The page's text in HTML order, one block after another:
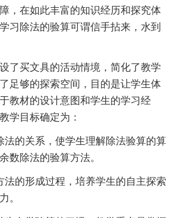
，在如此丰富的知识经历和探究体
习除法的验算可谓信手拈来，水到
了买文具的活动情境，简化了教学
足够的探索空间，目的是让学生体
教材的设计意图和学生的学习经
学目标确定为：
法的关系，使学生理解除法验算的算
数除法的验算方法。
法的形成过程，培养学生的自主探索
。